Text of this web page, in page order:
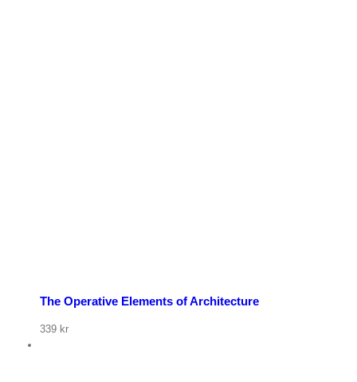
The Operative Elements of Architecture
339 kr